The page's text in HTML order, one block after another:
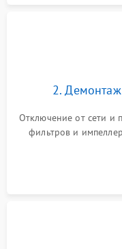
2.
Отключение от сети и
фильтров и